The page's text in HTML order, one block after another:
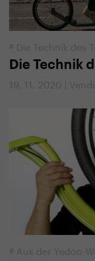
# Die Technik des
Die Technik
19. 11. 2020 |
# Aus der Yedoo-